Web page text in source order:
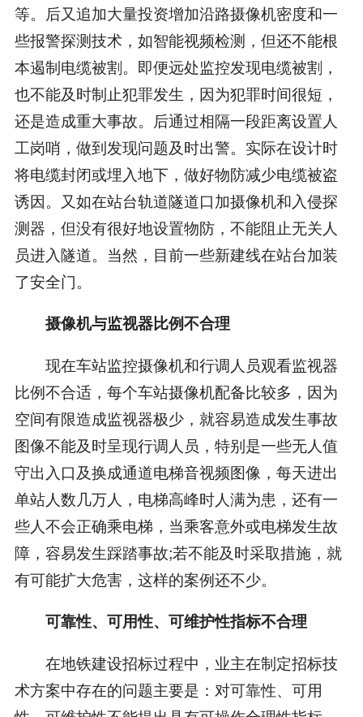
等。后又追加大量投资增加沿路摄像机密度和一
些报警探测技术，如智能视频检测，但还不能根
本遏制电缆被割。即便远处监控发现电缆被割，
也不能及时制止犯罪发生，因为犯罪时间很短，
还是造成重大事故。后通过相隔一段距离设置人
工岗哨，做到发现问题及时出警。实际在设计时
将电缆封闭或埋入地下，做好物防减少电缆被盗
诱因。又如在站台轨道隧道口加摄像机和入侵探
测器，但没有很好地设置物防，不能阻止无关人
员进入隧道。当然，目前一些新建线在站台加装
了安全门。
摄像机与监视器比例不合理
现在车站监控摄像机和行调人员观看监视器
比例不合适，每个车站摄像机配备比较多，因为
空间有限造成监视器极少，就容易造成发生事故
图像不能及时呈现行调人员，特别是一些无人值
守出入口及换成通道电梯音视频图像，每天进出
单站人数几万人，电梯高峰时人满为患，还有一
些人不会正确乘电梯，当乘客意外或电梯发生故
障，容易发生踩踏事故;若不能及时采取措施，就
有可能扩大危害，这样的案例还不少。
可靠性、可用性、可维护性指标不合理
在地铁建设招标过程中，业主在制定招标技
术方案中存在的问题主要是：对可靠性、可用